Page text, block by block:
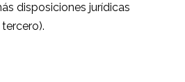
disposiciones jurídicas